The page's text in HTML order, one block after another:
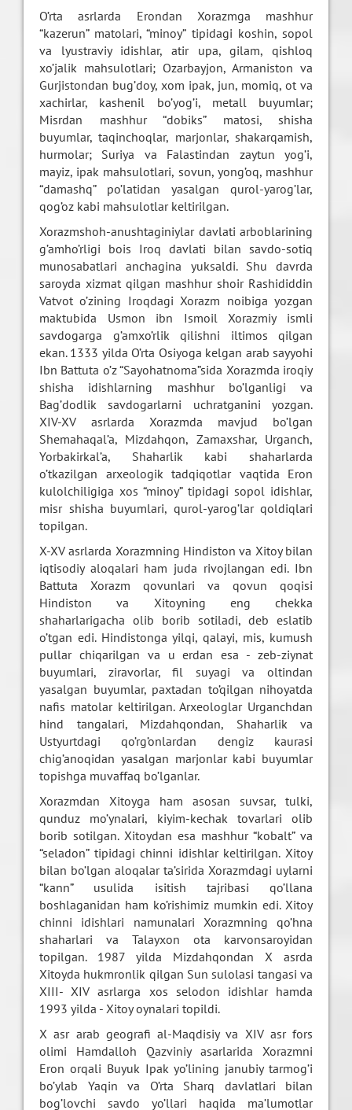
O’rta asrlarda Erondan Xorazmga mashhur
“kazerun” matolari, “minoy” tipidagi koshin, sopol
va lyustraviy idishlar, atir upa, gilam, qishloq
xo’jalik mahsulotlari; Ozarbayjon, Armaniston va
Gurjistondan bug’doy, xom ipak, jun, momiq, ot va
xachirlar, kashenil bo’yog’i, metall buyumlar;
Misrdan mashhur “dobiks” matosi, shisha
buyumlar, taqinchoqlar, marjonlar, shakarqamish,
hurmolar; Suriya va Falastindan zaytun yog’i,
mayiz, ipak mahsulotlari, sovun, yong’oq, mashhur
“damashq” po’latidan yasalgan qurol-yarog’lar,
qog’oz kabi mahsulotlar keltirilgan.
Xorazmshoh-anushtaginiylar davlati arboblarining
g’amho’rligi bois Iroq davlati bilan savdo-sotiq
munosabatlari anchagina yuksaldi. Shu davrda
saroyda xizmat qilgan mashhur shoir Rashididdin
Vatvot o’zining Iroqdagi Xorazm noibiga yozgan
maktubida Usmon ibn Ismoil Xorazmiy ismli
savdogarga g’amxo’rlik qilishni iltimos qilgan
ekan. 1333 yilda O’rta Osiyoga kelgan arab sayyohi
Ibn Battuta o’z “Sayohatnoma”sida Xorazmda iroqiy
shisha idishlarning mashhur bo’lganligi va
Bag’dodlik savdogarlarni uchratganini yozgan.
XIV-XV asrlarda Xorazmda mavjud bo’lgan
Shemahaqal’a, Mizdahqon, Zamaxshar, Urganch,
Yorbakirkal’a, Shaharlik kabi shaharlarda
o’tkazilgan arxeologik tadqiqotlar vaqtida Eron
kulolchiligiga xos “minoy” tipidagi sopol idishlar,
misr shisha buyumlari, qurol-yarog’lar qoldiqlari
topilgan.
X-XV asrlarda Xorazmning Hindiston va Xitoy bilan
iqtisodiy aloqalari ham juda rivojlangan edi. Ibn
Battuta Xorazm qovunlari va qovun qoqisi
Hindiston va Xitoyning eng chekka
shaharlarigacha olib borib sotiladi, deb eslatib
o’tgan edi. Hindistonga yilqi, qalayi, mis, kumush
pullar chiqarilgan va u erdan esa - zeb-ziynat
buyumlari, ziravorlar, fil suyagi va oltindan
yasalgan buyumlar, paxtadan to’qilgan nihoyatda
nafis matolar keltirilgan. Arxeologlar Urganchdan
hind tangalari, Mizdahqondan, Shaharlik va
Ustyurtdagi qo’rg’onlardan dengiz kaurasi
chig’anoqidan yasalgan marjonlar kabi buyumlar
topishga muvaffaq bo’lganlar.
Xorazmdan Xitoyga ham asosan suvsar, tulki,
qunduz mo’ynalari, kiyim-kechak tovarlari olib
borib sotilgan. Xitoydan esa mashhur “kobalt” va
“seladon” tipidagi chinni idishlar keltirilgan. Xitoy
bilan bo’lgan aloqalar ta’sirida Xorazmdagi uylarni
“kann” usulida isitish tajribasi qo’llana
boshlaganidan ham ko’rishimiz mumkin edi. Xitoy
chinni idishlari namunalari Xorazmning qo’hna
shaharlari va Talayxon ota karvonsaroyidan
topilgan. 1987 yilda Mizdahqondan X asrda
Xitoyda hukmronlik qilgan Sun sulolasi tangasi va
XIII- XIV asrlarga xos selodon idishlar hamda
1993 yilda - Xitoy oynalari topildi.
X asr arab geografi al-Maqdisiy va XIV asr fors
olimi Hamdalloh Qazviniy asarlarida Xorazmni
Eron orqali Buyuk Ipak yo’lining janubiy tarmog’i
bo’ylab Yaqin va O’rta Sharq davlatlari bilan
bog’lovchi savdo yo’llari haqida ma’lumotlar